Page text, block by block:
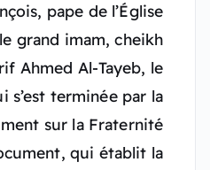
pape de l’Église
grand imam, cheikh
Ahmed Al-Tayeb, le
s’est terminée par la
sur la Fraternité
qui établit la